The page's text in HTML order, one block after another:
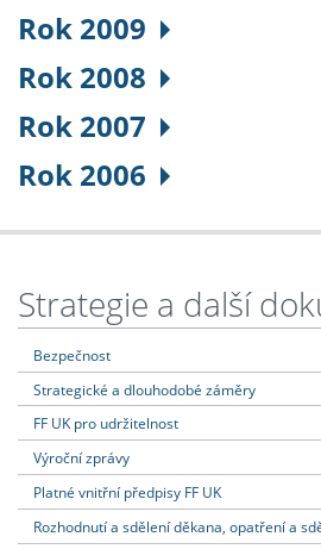
Rok 2009
Rok 2008
Rok 2007
Rok 2006
Strategie a další
Bezpečnost
Strategické a dlouhodobé záměry
FF UK pro udržitelnost
Výroční zprávy
Platné vnitřní předpisy FF UK
Rozhodnutí a sdělení děkana, opatření a